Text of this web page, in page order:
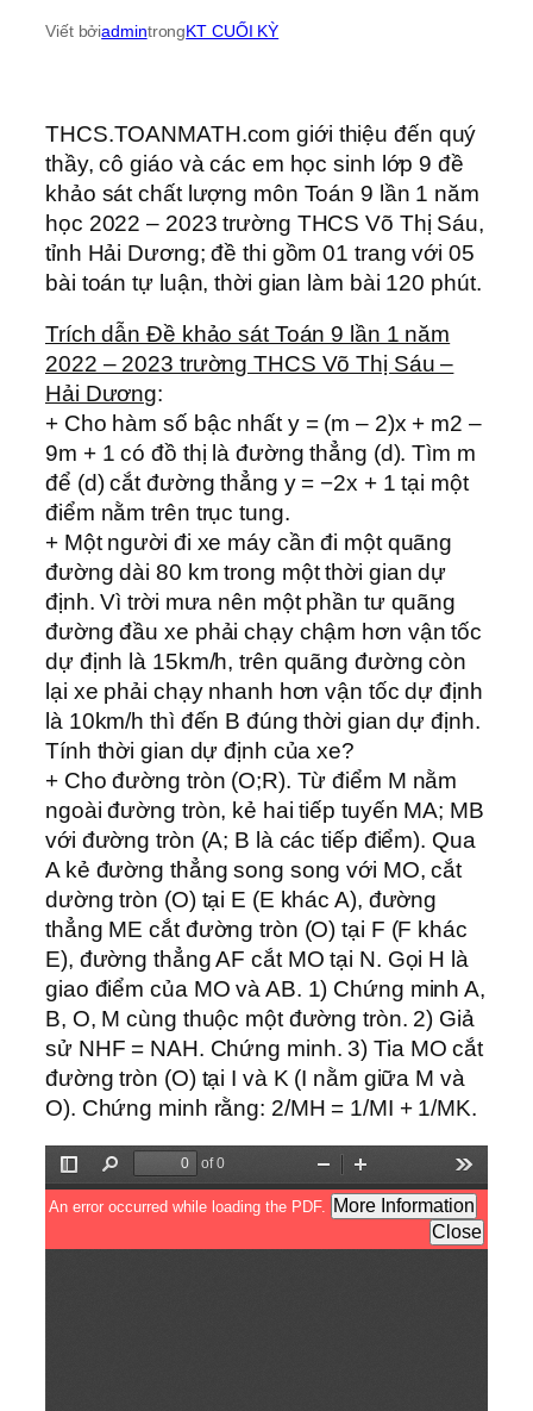
Viết bởiadmintrongKT CUỐI KỲ
THCS.TOANMATH.com giới thiệu đến quý
thầy, cô giáo và các em học sinh lớp 9 đề
khảo sát chất lượng môn Toán 9 lần 1 năm
học 2022 – 2023 trường THCS Võ Thị Sáu,
tỉnh Hải Dương; đề thi gồm 01 trang với 05
bài toán tự luận, thời gian làm bài 120 phút.
Trích dẫn Đề khảo sát Toán 9 lần 1 năm
2022 – 2023 trường THCS Võ Thị Sáu –
Hải Dương:
+ Cho hàm số bậc nhất y = (m – 2)x + m2 –
9m + 1 có đồ thị là đường thẳng (d). Tìm m
để (d) cắt đường thẳng y = −2x + 1 tại một
điểm nằm trên trục tung.
+ Một người đi xe máy cần đi một quãng
đường dài 80 km trong một thời gian dự
định. Vì trời mưa nên một phần tư quãng
đường đầu xe phải chạy chậm hơn vận tốc
dự định là 15km/h, trên quãng đường còn
lại xe phải chạy nhanh hơn vận tốc dự định
là 10km/h thì đến B đúng thời gian dự định.
Tính thời gian dự định của xe?
+ Cho đường tròn (O;R). Từ điểm M nằm
ngoài đường tròn, kẻ hai tiếp tuyến MA; MB
với đường tròn (A; B là các tiếp điểm). Qua
A kẻ đường thẳng song song với MO, cắt
dường tròn (O) tại E (E khác A), đường
thẳng ME cắt đường tròn (O) tại F (F khác
E), đường thẳng AF cắt MO tại N. Gọi H là
giao điểm của MO và AB. 1) Chứng minh A,
B, O, M cùng thuộc một đường tròn. 2) Giả
sử NHF = NAH. Chứng minh. 3) Tia MO cắt
đường tròn (O) tại I và K (I nằm giữa M và
O). Chứng minh rằng: 2/MH = 1/MI + 1/MK.